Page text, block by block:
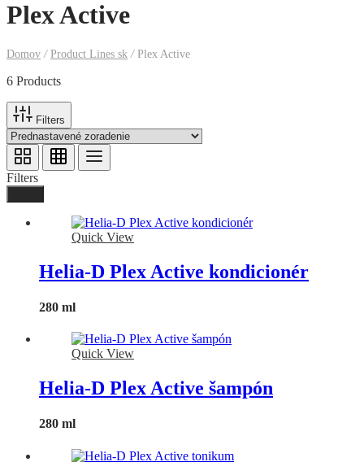
Plex Active
Domov / Product Lines sk /Plex Active
6 Products
Filters
Filters
Quick View
Helia-D Plex Active kondicionér
280 ml
Quick View
Helia-D Plex Active šampón
280 ml